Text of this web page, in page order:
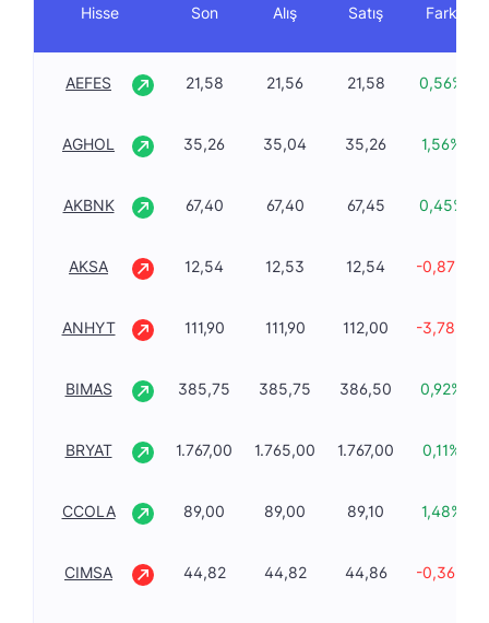
Hisse Son Alış Satış Fark
AEFES 21,58 21,56 21,58 0,56%
AGHOL 35,26 35,04 35,26 1,56%
AKBNK 67,40 67,40 67,45 0,45%
AKSA 12,54 12,53 12,54 -0,87%
ANHYT 111,90 111,90 112,00 -3,78%
BIMAS 385,75 385,75 386,50 0,92%
BRYAT 1.767,00 1.765,00 1.767,00 0,11%
CCOLA 89,00 89,00 89,10 1,48%
CIMSA 44,82 44,82 44,86 -0,36%